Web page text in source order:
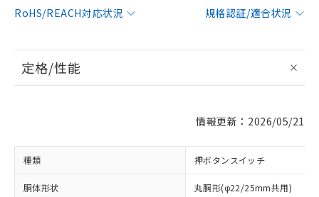
RoHS/REACH対応状況
規格認証/適合状況
定格/性能
情報更新：2026/05/21
種類 押ボタンスイッチ
胴体形状 丸胴形(φ22/25mm共用)